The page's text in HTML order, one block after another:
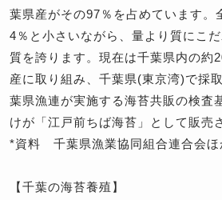
葉県産がその97％を占めています。
4％と小さいながら、量より質にこ
質を誇ります。現在は千葉県内の約
産に取り組み、千葉県(東京湾)で採
葉県漁連が実施する海苔共販の検査
けが「江戸前ちば海苔」として販売
*資料 千葉県漁業協同組合連合会ほ
【千葉の海苔養殖】